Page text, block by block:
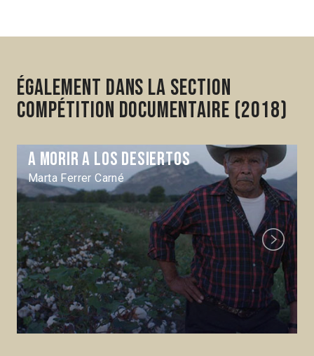
Également dans la section
Compétition Documentaire (2018)
A morir a los desiertos
Marta Ferrer Carné
Next